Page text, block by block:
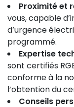
Proximité et
vous, capable
d’urgence
programmé.
Expertise
sont certifiés
conforme à la
l’obtention du
Conseils